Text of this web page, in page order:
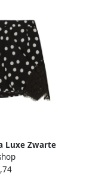
Luxe Zwarte
Black Dames